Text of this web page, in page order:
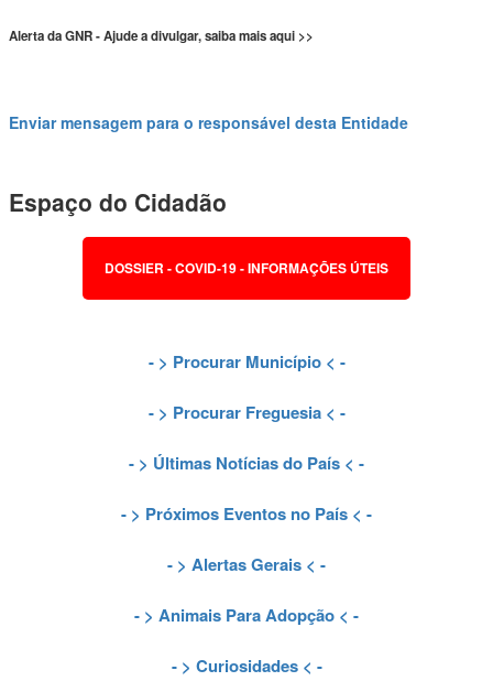
Alerta da GNR - Ajude a divulgar, saiba mais aqui >>
Enviar mensagem para o responsável desta Entidade
Espaço do Cidadão
DOSSIER - COVID-19 - INFORMAÇÕES ÚTEIS
- > Procurar Município< -
- > Procurar Freguesia< -
- > Últimas Notícias do País < -
- > Próximos Eventos no País < -
- > Alertas Gerais < -
- > Animais Para Adopção < -
- > Curiosidades< -